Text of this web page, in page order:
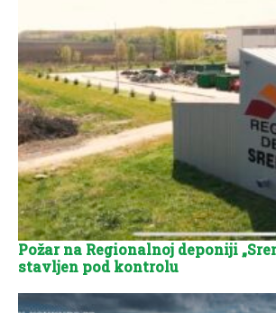
Požar na Regionalnoj deponiji
stavljen pod kontrolu